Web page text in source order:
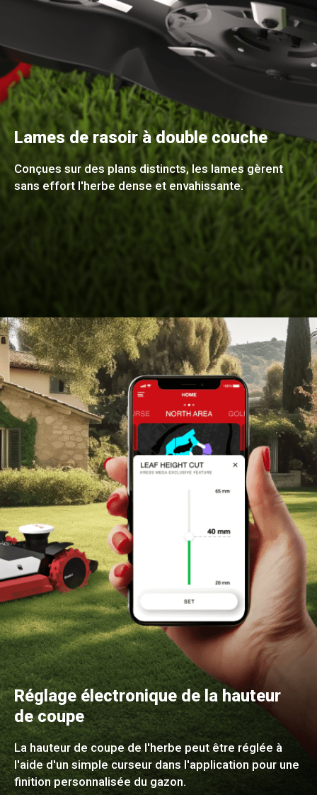
Lames de rasoir à double couche
Conçues sur des plans distincts, les lames gèrent
sans effort l'herbe dense et envahissante.
Réglage électronique de la hauteur
de coupe
La hauteur de coupe de l'herbe peut être réglée à
l'aide d'un simple curseur dans l'application pour une
finition personnalisée du gazon.